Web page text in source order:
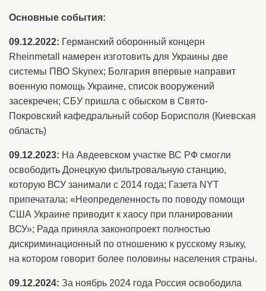
Основные события:
09.12.2022: Германский оборонный концерн
Rheinmetall намерен изготовить для Украины две
системы ПВО Skynex; Болгария впервые направит
военную помощь Украине, список вооружений
засекречен; СБУ пришла с обыском в Свято-
Покровский кафедральный собор Борисполя (Киевская
область)
09.12.2023: На Авдеевском участке ВС РФ смогли
освободить Донецкую фильтровальную станцию,
которую ВСУ занимали с 2014 года; Газета NYT
припечатала: «Неопределенность по поводу помощи
США Украине приводит к хаосу при планировании
ВСУ»; Рада приняла законопроект полностью
дискриминационный по отношению к русскому языку,
на котором говорит более половины населения страны.
09.12.2024: За ноябрь 2024 года Россия освободила